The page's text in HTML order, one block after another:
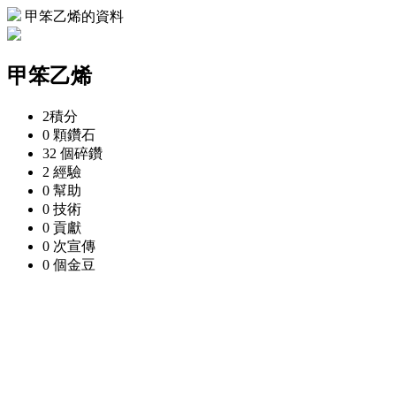
甲笨乙烯的資料
甲笨乙烯
2積分
0 顆鑽石
32 個碎鑽
2 經驗
0 幫助
0 技術
0 貢獻
0 次宣傳
0 個金豆